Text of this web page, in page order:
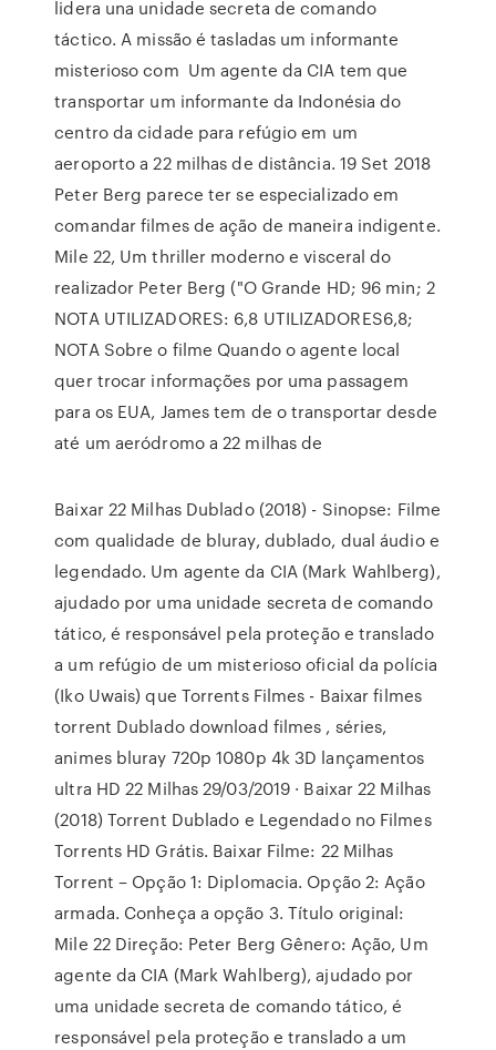
lidera una unidade secreta de comando
táctico. A missão é tasladas um informante
misterioso com Um agente da CIA tem que
transportar um informante da Indonésia do
centro da cidade para refúgio em um
aeroporto a 22 milhas de distância. 19 Set 2018
Peter Berg parece ter se especializado em
comandar filmes de ação de maneira indigente.
Mile 22, Um thriller moderno e visceral do
realizador Peter Berg ("O Grande HD; 96 min; 2
NOTA UTILIZADORES: 6,8 UTILIZADORES6,8;
NOTA Sobre o filme Quando o agente local
quer trocar informações por uma passagem
para os EUA, James tem de o transportar desde
até um aeródromo a 22 milhas de
Baixar 22 Milhas Dublado (2018) - Sinopse: Filme
com qualidade de bluray, dublado, dual áudio e
legendado. Um agente da CIA (Mark Wahlberg),
ajudado por uma unidade secreta de comando
tático, é responsável pela proteção e translado
a um refúgio de um misterioso oficial da polícia
(Iko Uwais) que Torrents Filmes - Baixar filmes
torrent Dublado download filmes , séries,
animes bluray 720p 1080p 4k 3D lançamentos
ultra HD 22 Milhas 29/03/2019 · Baixar 22 Milhas
(2018) Torrent Dublado e Legendado no Filmes
Torrents HD Grátis. Baixar Filme: 22 Milhas
Torrent – Opção 1: Diplomacia. Opção 2: Ação
armada. Conheça a opção 3. Título original:
Mile 22 Direção: Peter Berg Gênero: Ação, Um
agente da CIA (Mark Wahlberg), ajudado por
uma unidade secreta de comando tático, é
responsável pela proteção e translado a um